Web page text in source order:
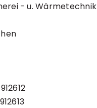
- u. Wärmetechnik